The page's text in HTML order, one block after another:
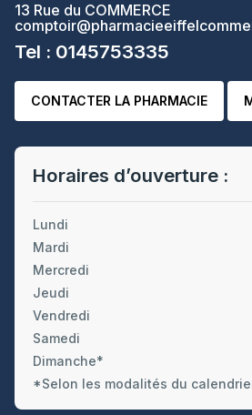
13 Rue du COMMERCE
Tel : 0145753335
CONTACTER LA PHARMACIE
Horaires d’ouverture :
Lundi
Mardi
Mercredi
Jeudi
Vendredi
Samedi
Dimanche*
*Selon les modalités du